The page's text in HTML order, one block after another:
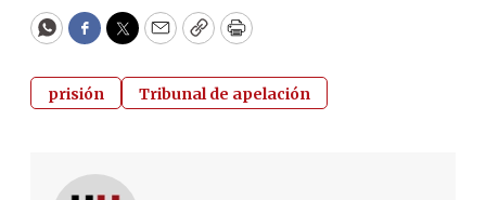
WhatsApp
Facebook
Twitter
EmailCopyPrint
prisión Tribunal de apelación